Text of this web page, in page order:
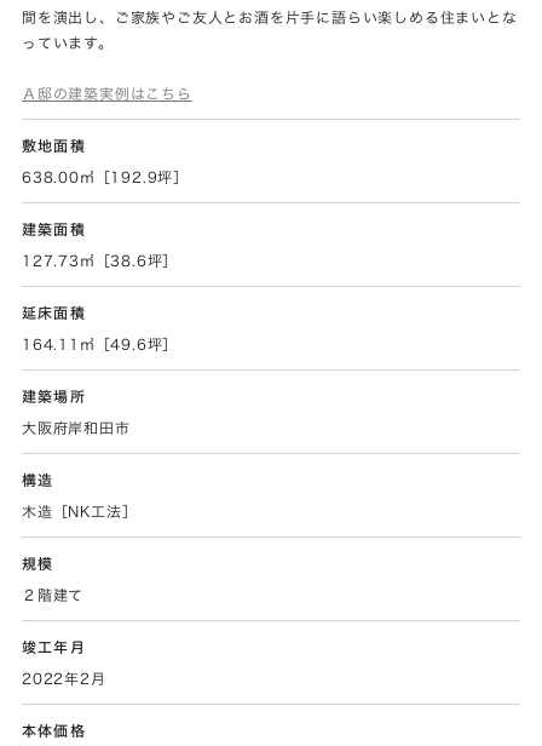
間を演出し、ご家族やご友人とお酒を片手に語らい楽しめる住まいとな
っています。
Ａ邸の建築実例はこちら
敷地面積
638.00㎡［192.9坪］
建築面積
127.73㎡［38.6坪］
延床面積
164.11㎡［49.6坪］
建築場所
大阪府岸和田市
構造
木造［NK工法］
規模
２階建て
竣工年月
2022年2月
本体価格